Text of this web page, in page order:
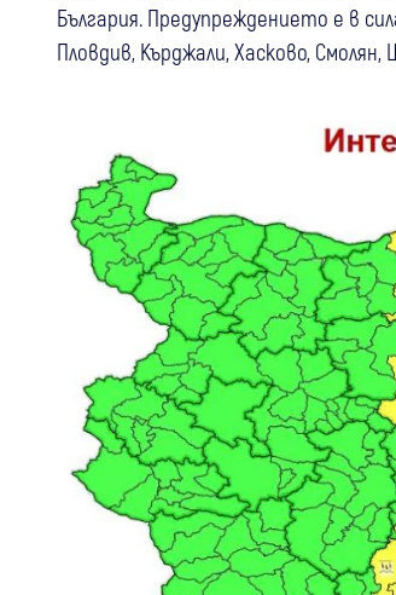
България. Предупреждението е в
Пловдив, Кърджали, Хасково,